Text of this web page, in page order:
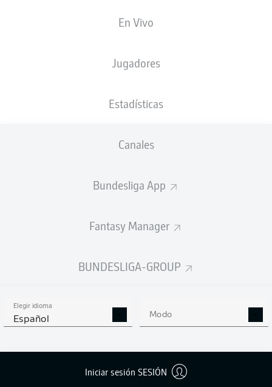
En Vivo
Jugadores
Estadísticas
Canales
Bundesliga App
Fantasy Manager
BUNDESLIGA-GROUP
Elegir idioma
Español Modo
Iniciar sesión SESIÓN
06.06.1996
TAMAÑO
ESTADÍSTICAS